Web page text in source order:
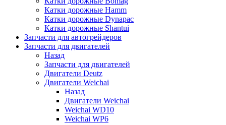
Катки дорожные Hamm
Катки дорожные Dynapac
Катки дорожные Shantui
Запчасти для автогрейдеров
Запчасти для двигателей
Назад
Запчасти для двигателей
Двигатели Deutz
Двигатели Weichai
Назад
Двигатели Weichai
Weichai WD10
Weichai WP6